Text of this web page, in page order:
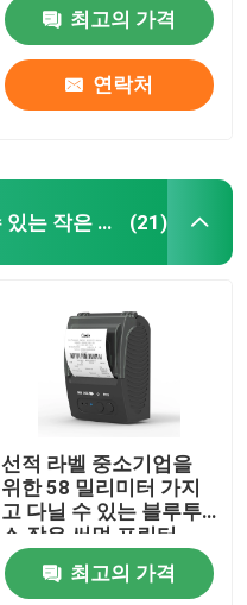
최고의 가격
연락처
58 밀리미터 가지고 다닐 수 있는 작은 써멀 프린터 (21)
선적 라벨 중소기업을
위한 58 밀리미터 가지
고 다닐 수 있는 블루투
스 작은 써멀 프린터
최고의 가격